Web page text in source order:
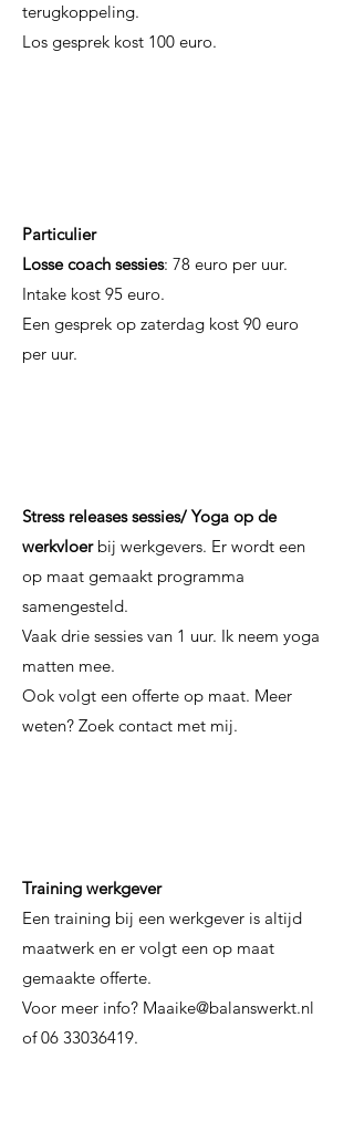
terugkoppeling.
Los gesprek kost 100 euro.
Particulier
Losse coach sessies: 78 euro per uur.
Intake kost 95 euro.
Een gesprek op zaterdag kost 90 euro
per uur.
Stress releases sessies/ Yoga op de
werkvloer bij werkgevers. Er wordt een
op maat gemaakt programma
samengesteld.
Vaak drie sessies van 1 uur. Ik neem yoga
matten mee.
Ook volgt een offerte op maat. Meer
weten? Zoek contact met mij.
Training werkgever
Een training bij een werkgever is altijd
maatwerk en er volgt een op maat
gemaakte offerte.
Voor meer info? Maaike@balanswerkt.nl
of06 33036419.